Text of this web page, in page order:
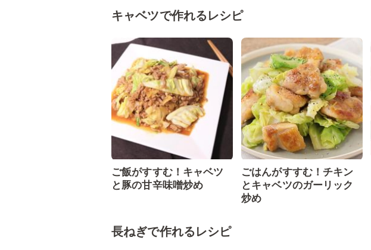
キャベツで作れるレシピ
ご飯がすすむ！キャベツ
と豚の甘辛味噌炒め
ごはんがすすむ！チキン
とキャベツのガーリック
炒め
長ねぎで作れるレシピ